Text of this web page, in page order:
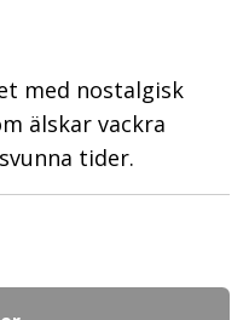
med nostalgisk
älskar vackra
tider.